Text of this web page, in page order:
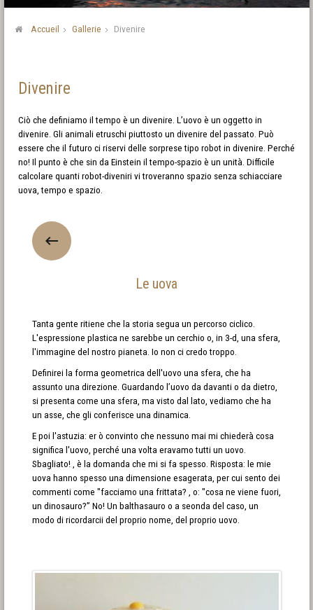
Accueil Gallerie Divenire
Divenire
Ciò che definiamo il tempo è un divenire. L’uovo è un oggetto in
divenire. Gli animali etruschi piuttosto un divenire del passato. Può
essere che il futuro ci riservi delle sorprese tipo robot in divenire. Perché
no! Il punto è che sin da Einstein il tempo-spazio è un unità. Difficile
calcolare quanti robot-diveniri vi troveranno spazio senza schiacciare
uova, tempo e spazio.
Le uova
Tanta gente ritiene che la storia segua un percorso ciclico.
L'espressione plastica ne sarebbe un cerchio o, in 3-d, una sfera,
l'immagine del nostro pianeta. Io non ci credo troppo.
Definirei la forma geometrica dell'uovo una sfera, che ha
assunto una direzione. Guardando l’uovo da davanti o da dietro,
si presenta come una sfera, ma visto dal lato, vediamo che ha
un asse, che gli conferisce una dinamica.
E poi l'astuzia: er ò convinto che nessuno mai mi chiederà cosa
significa l'uovo, perché una volta eravamo tutti un uovo.
Sbagliato! , è la domanda che mi si fa spesso. Risposta: le mie
uova hanno spesso una dimensione esagerata, per cui sento dei
commenti come "facciamo una frittata? , o: "cosa ne viene fuori,
un dinosauro?” No! Un balthasauro o a seonda del caso, un
modo di ricordarcii del proprio nome, del proprio uovo.